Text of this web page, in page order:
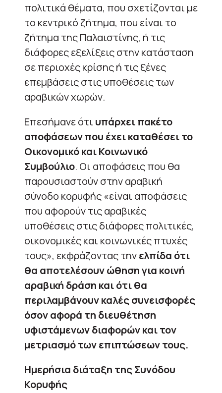
πολιτικά θέματα, που σχετίζονται με
το κεντρικό ζήτημα, που είναι το
ζήτημα της Παλαιστίνης, ή τις
διάφορες εξελίξεις στην κατάσταση
σε περιοχές κρίσης ή τις ξένες
επεμβάσεις στις υποθέσεις των
αραβικών χωρών.
Επεσήμανε ότι υπάρχει πακέτο
αποφάσεων που έχει καταθέσει το
Οικονομικό και Κοινωνικό
Συμβούλιο. Οι αποφάσεις που θα
παρουσιαστούν στην αραβική
σύνοδο κορυφής «είναι αποφάσεις
που αφορούν τις αραβικές
υποθέσεις στις διάφορες πολιτικές,
οικονομικές και κοινωνικές πτυχές
τους», εκφράζοντας τηνελπίδα ότι
θα αποτελέσουν ώθηση για κοινή
αραβική δράση και ότι θα
περιλαμβάνουν καλές συνεισφορές
όσον αφορά τη διευθέτηση
υφιστάμενων διαφορών και τον
μετριασμό των επιπτώσεων τους.
Ημερήσια διάταξη της Συνόδου
Κορυφής